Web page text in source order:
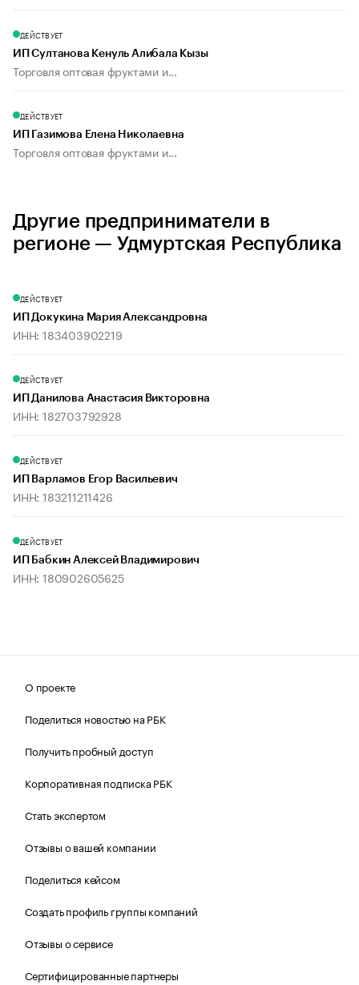
ДЕЙСТВУЕТ
ИП Султанова Кенуль Алибала Кызы
Торговля оптовая фруктами и...
ДЕЙСТВУЕТ
ИП Газимова Елена Николаевна
Торговля оптовая фруктами и...
Другие предприниматели в
регионе — Удмуртская Республика
ДЕЙСТВУЕТ
ИП Докукина Мария Александровна
ИНН: 183403902219
ДЕЙСТВУЕТ
ИП Данилова Анастасия Викторовна
ИНН: 182703792928
ДЕЙСТВУЕТ
ИП Варламов Егор Васильевич
ИНН: 183211211426
ДЕЙСТВУЕТ
ИП Бабкин Алексей Владимирович
ИНН: 180902605625
О проекте
Поделиться новостью на РБК
Получить пробный доступ
Корпоративная подписка РБК
Стать экспертом
Отзывы о вашей компании
Поделиться кейсом
Создать профиль группы компаний
Отзывы о сервисе
Сертифицированные партнеры